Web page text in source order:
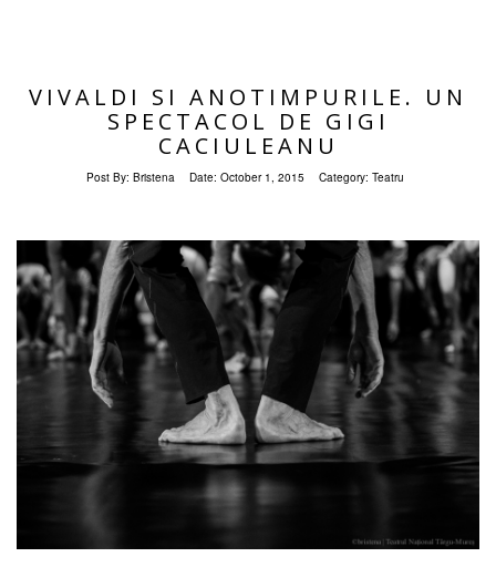
VIVALDI SI ANOTIMPURILE. UN
SPECTACOL DE GIGI
CACIULEANU
Post By: Bristena Date: October 1, 2015 Category: Teatru